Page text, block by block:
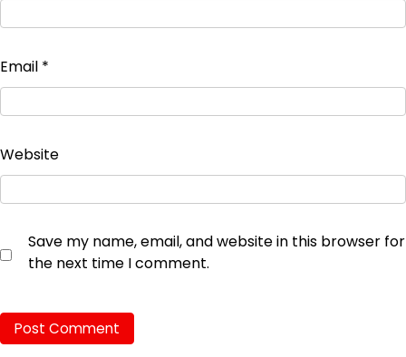
Email *
Website
Save my name, email, and website in this browser for
the next time I comment.